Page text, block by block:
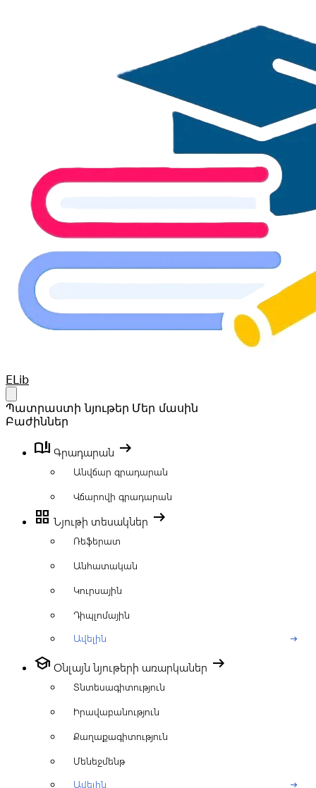
Your Company
ELib
Պատրաստի նյութեր Մեր մասին
Բաժիններ
book_ribbon Գրադարան arrow_right_alt
Անվճար գրադարան
Վճարովի գրադարան
grid_view Նյութի տեսակներ arrow_right_alt
Ռեֆերատ
Անհատական
Կուրսային
Դիպլոմային
Ավելին
arrow_right_alt
school Օնլայն նյութերի առարկաներ arrow_right_alt
Տնտեսագիտություն
Իրավաբանություն
Քաղաքագիտություն
Մենեջմենթ
Ավելին
arrow_right_alt